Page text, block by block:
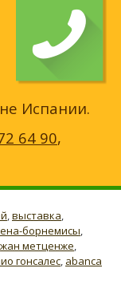
Испании.
64 90,
выставка
борнемисы,
жан метценже,
гонсалес, abanca